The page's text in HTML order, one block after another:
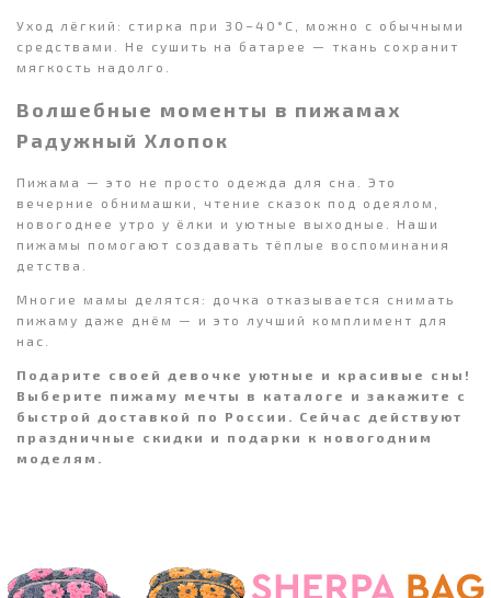
Уход лёгкий: стирка при 30–40°C, можно с обычными
средствами. Не сушить на батарее — ткань сохранит
мягкость надолго.
Волшебные моменты в пижамах
Радужный Хлопок
Пижама — это не просто одежда для сна. Это
вечерние обнимашки, чтение сказок под одеялом,
новогоднее утро у ёлки и уютные выходные. Наши
пижамы помогают создавать тёплые воспоминания
детства.
Многие мамы делятся: дочка отказывается снимать
пижаму даже днём — и это лучший комплимент для
нас.
Подарите своей девочке уютные и красивые сны!
Выберите пижаму мечты в каталоге и закажите с
быстрой доставкой по России. Сейчас действуют
праздничные скидки и подарки к новогодним
моделям.